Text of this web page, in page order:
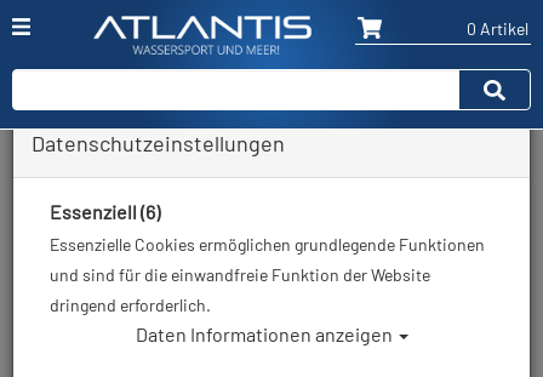
0 Artikel
Zurück
Datenschutzeinstellungen
Essenziell (6)
Essenzielle Cookies ermöglichen grundlegende Funktionen
und sind für die einwandfreie Funktion der Website
dringend erforderlich.
Daten Informationen anzeigen